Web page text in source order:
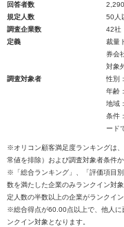
回答者数
規定人数
50人
調査企業数
42社
定義
裁量
券会
対象
調査対象者
性別
年齢
地域
条件
ード
※オリコン顧客満足度ランキングは
常値を排除）および調査対象者条件
※「総合ランキング」、「評価項目
数を満たした企業のみランクイン対
定人数の半数以上の企業がランクイン
※総合得点が60.00点以上で、他人に
ンクイン対象となります。